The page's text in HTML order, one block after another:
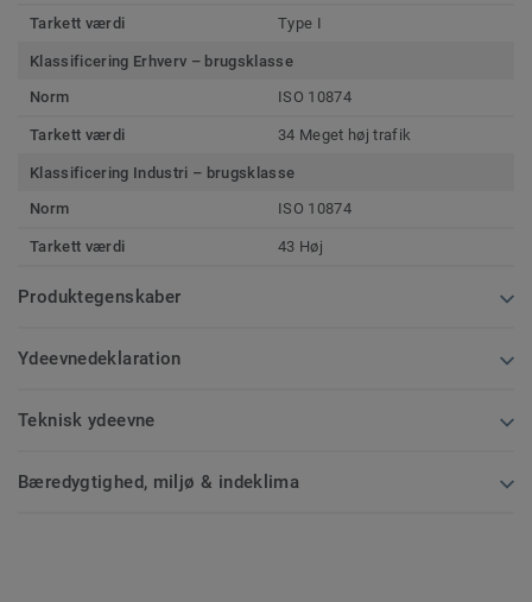
Tarkett værdi Type I
Klassificering Erhverv – brugsklasse
Norm
ISO 10874
Tarkett værdi 34 Meget høj trafik
Klassificering Industri – brugsklasse
Norm
ISO 10874
Tarkett værdi 43 Høj
Produktegenskaber
Ydeevnedeklaration
Teknisk ydeevne
Bæredygtighed, miljø & indeklima